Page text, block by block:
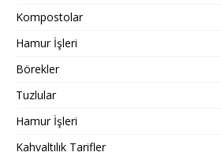
Kompostolar
Hamur İşleri
Börekler
Tuzlular
Hamur İşleri
Kahvaltılık Tarifler